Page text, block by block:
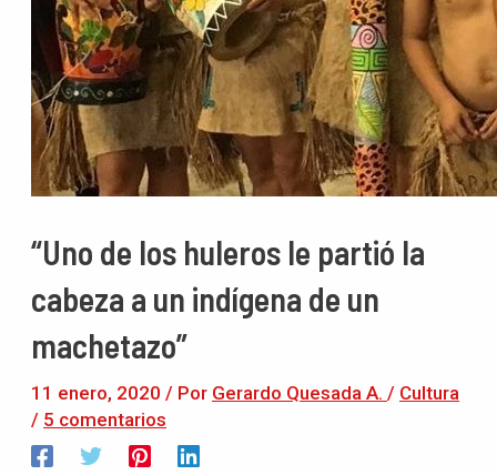
“Uno de los huleros le partió la
cabeza a un indígena de un
machetazo”
11 enero, 2020 / Por Gerardo Quesada A. / Cultura
/ 5 comentarios